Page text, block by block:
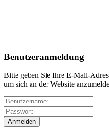
Benutzeranmeldung
Bitte geben Sie Ihre E-Mail-
um sich an der Website